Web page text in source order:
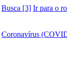
Busca [3] Ir para o
Coronavírus